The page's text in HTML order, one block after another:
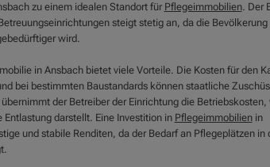
zu einem idealen Standort für Pflegeimmobilien. Der
steigt stetig an, da die Bevölkerung
wird.
in Ansbach bietet viele Vorteile. Die Kosten für den
bei bestimmten Baustandards können staatliche
der Betreiber der Einrichtung die Betriebskosten,
darstellt. Eine Investition in Pflegeimmobilienin
und stabile Renditen, da der Bedarf an Pflegeplätzen in